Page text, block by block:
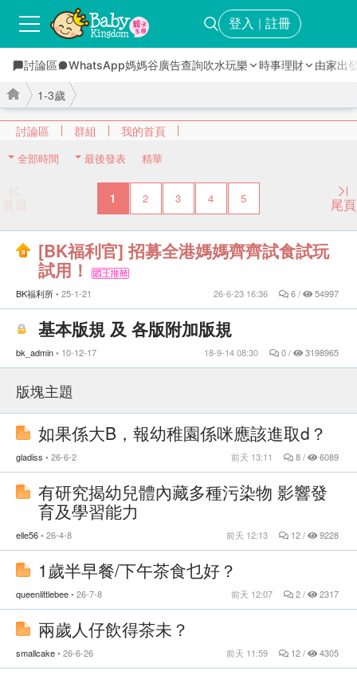
登入 ｜ 註冊
討論區 WhatsApp媽媽谷廣告查詢吹水玩樂 時事理財 由家出
討論區 群組 我的首頁
1-3歲
全部時間 最後發表 精華
首頁 1 2 3 4 5 尾頁
[BK福利官] 招募全港媽媽齊齊試食試玩
試用！
BK福利所 25-1-21 6 / 54997
26-6-23 16:36
基本版規 及 各版附加版規
bk_admin 10-12-17 0 / 3198965
18-9-14 08:30
版塊主題
如果係大B，報幼稚園係咪應該進取d？
gladiss 26-6-2 8 / 6089
前天 13:11
有研究揭幼兒體內藏多種污染物 影響發
育及學習能力
elle56 26-4-8 12 / 9228
前天 12:13
1歲半早餐/下午茶食乜好？
queenlittlebee 26-7-8 2 / 2317
前天 12:07
兩歲人仔飲得茶未？
smallcake 26-6-26 12 / 4305
前天 11:59